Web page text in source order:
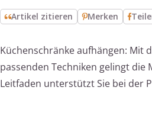
Artikel zitieren Merken
Küchenschränke aufhängen: Mit
passenden Techniken gelingt die
Leitfaden unterstützt Sie bei der